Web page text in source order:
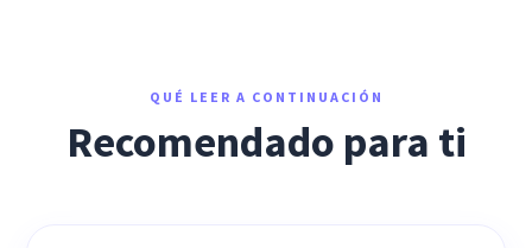
QUÉ LEER A CONTINUACIÓN
Recomendado para ti